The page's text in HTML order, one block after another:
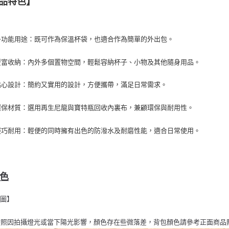
能用途：既可作為保溫杯袋，也適合作為簡單的外出包。
收納：內外多個置物空間，輕鬆容納杯子、小物及其他隨身用品。
設計：簡約又實用的設計，方便攜帶，滿足日常需求。
材質：選用再生尼龍與寶特瓶回收內裏布，兼顧環保與耐用性。
耐用：輕便的同時擁有出色的防潑水及耐磨性能，適合日常使用。
】
因拍攝燈光或當下陽光影響，顏色存在些微落差，背包顏色請參考正面商品